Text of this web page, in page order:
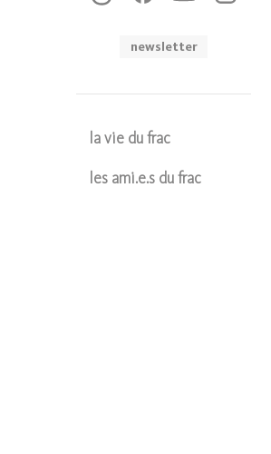
newsletter
la vie du frac
les ami.e.s du frac